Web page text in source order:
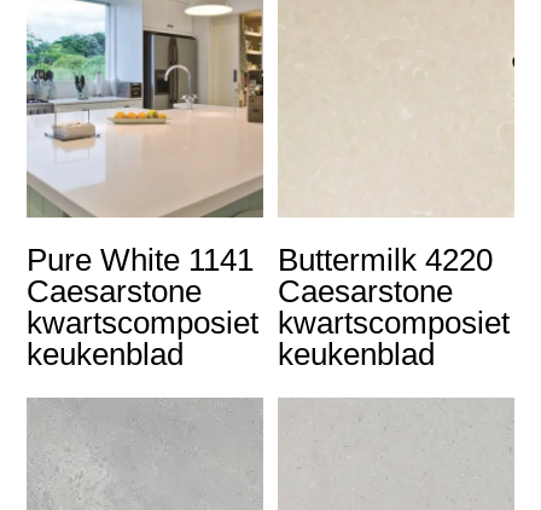
Pure White 1141
Caesarstone
kwartscomposiet
keukenblad
Buttermilk 4220
Caesarstone
kwartscomposiet
keukenblad